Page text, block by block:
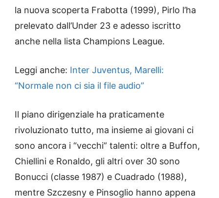
la nuova scoperta Frabotta (1999), Pirlo l’ha
prelevato dall’Under 23 e adesso iscritto
anche nella lista Champions League.
Leggi anche: Inter Juventus, Marelli:
“Normale non ci sia il file audio”
Il piano dirigenziale ha praticamente
rivoluzionato tutto, ma insieme ai giovani ci
sono ancora i “vecchi” talenti: oltre a Buffon,
Chiellini e Ronaldo, gli altri over 30 sono
Bonucci (classe 1987) e Cuadrado (1988),
mentre Szczesny e Pinsoglio hanno appena